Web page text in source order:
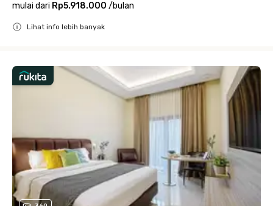
mulai dari Rp5.918.000 /bulan
Lihat info lebih banyak